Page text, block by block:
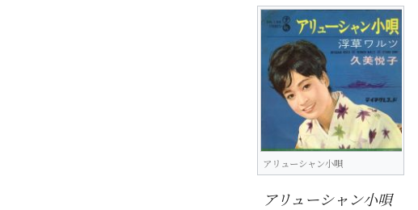
Help
アリューシャン小唄
アリューシャン小唄